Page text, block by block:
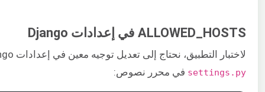
ALLOWED_HOSTS في إعدادات Django
لاختبار التطبيق، نحتاج إلى تعديل توجيه معين في إعدادات Django. افتح ملف
settings.py في محرر نصوص: